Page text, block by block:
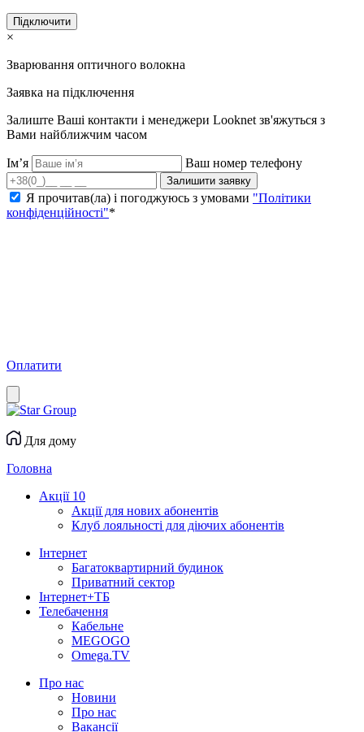
Підключити
×
Зварювання оптичного волокна
Заявка на підключення
Залиште Ваші контакти і менеджери Looknet зв'яжуться з
Вами найближчим часом
Ім’я Ваш номер телефону
Залишити заявку
Я прочитав(ла) і погоджуюсь з умовами "Політики
конфіденційності"*
Оплатити
Для дому
Головна
Акції 10
Акції для нових абонентів
Клуб лояльності для діючих абонентів
Інтернет
Багатоквартирний будинок
Приватний сектор
Інтернет+ТБ
Телебачення
Кабельне
MEGOGO
Omega.TV
Про нас
Новини
Про нас
Вакансії